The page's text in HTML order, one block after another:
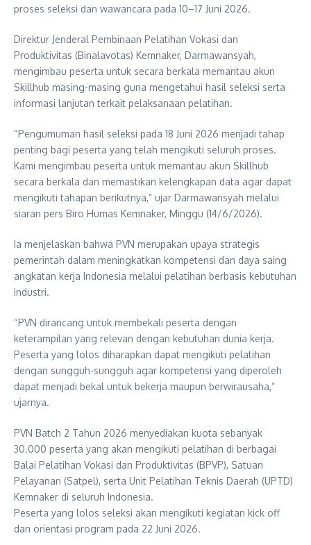
proses seleksi dan wawancara pada 10–17 Juni 2026.
Direktur Jenderal Pembinaan Pelatihan Vokasi dan
Produktivitas (Binalavotas) Kemnaker, Darmawansyah,
mengimbau peserta untuk secara berkala memantau akun
Skillhub masing-masing guna mengetahui hasil seleksi serta
informasi lanjutan terkait pelaksanaan pelatihan.
“Pengumuman hasil seleksi pada 18 Juni 2026 menjadi tahap
penting bagi peserta yang telah mengikuti seluruh proses.
Kami mengimbau peserta untuk memantau akun Skillhub
secara berkala dan memastikan kelengkapan data agar dapat
mengikuti tahapan berikutnya,” ujar Darmawansyah melalui
siaran pers Biro Humas Kemnaker, Minggu (14/6/2026).
Ia menjelaskan bahwa PVN merupakan upaya strategis
pemerintah dalam meningkatkan kompetensi dan daya saing
angkatan kerja Indonesia melalui pelatihan berbasis kebutuhan
industri.
“PVN dirancang untuk membekali peserta dengan
keterampilan yang relevan dengan kebutuhan dunia kerja.
Peserta yang lolos diharapkan dapat mengikuti pelatihan
dengan sungguh-sungguh agar kompetensi yang diperoleh
dapat menjadi bekal untuk bekerja maupun berwirausaha,”
ujarnya.
PVN Batch 2 Tahun 2026 menyediakan kuota sebanyak
30.000 peserta yang akan mengikuti pelatihan di berbagai
Balai Pelatihan Vokasi dan Produktivitas (BPVP), Satuan
Pelayanan (Satpel), serta Unit Pelatihan Teknis Daerah (UPTD)
Kemnaker di seluruh Indonesia.
Peserta yang lolos seleksi akan mengikuti kegiatan kick off
dan orientasi program pada 22 Juni 2026.